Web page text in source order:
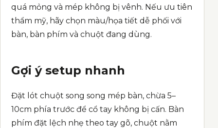
quá mỏng và mép không bị vênh. Nếu ưu tiên
thẩm mỹ, hãy chọn màu/họa tiết dễ phối với
bàn, bàn phím và chuột đang dùng.
Gợi ý setup nhanh
Đặt lót chuột song song mép bàn, chừa 5–
10cm phía trước để cổ tay không bị cấn. Bàn
phím đặt lệch nhẹ theo tay gõ, chuột nằm